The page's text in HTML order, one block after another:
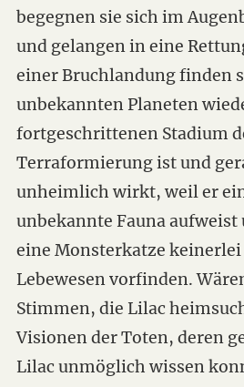
begegnen sie sich im
und gelangen in eine
einer Bruchlandung finden
unbekannten Planeten
fortgeschrittenen Stadium
Terraformierung ist und
unheimlich wirkt, weil er
unbekannte Fauna aufweist
eine Monsterkatze
Lebewesen vorfinden.
Stimmen, die Lilac
Visionen der Toten, deren
Lilac unmöglich wissen